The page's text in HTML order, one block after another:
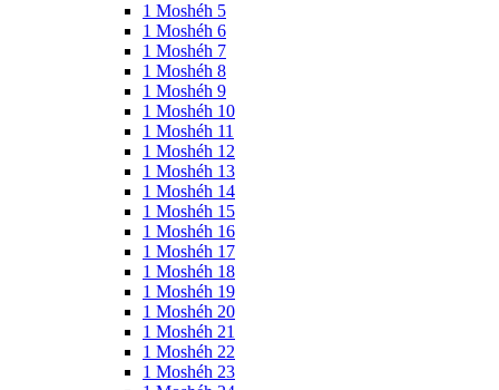
1 Moshéh 5
1 Moshéh 6
1 Moshéh 7
1 Moshéh 8
1 Moshéh 9
1 Moshéh 10
1 Moshéh 11
1 Moshéh 12
1 Moshéh 13
1 Moshéh 14
1 Moshéh 15
1 Moshéh 16
1 Moshéh 17
1 Moshéh 18
1 Moshéh 19
1 Moshéh 20
1 Moshéh 21
1 Moshéh 22
1 Moshéh 23